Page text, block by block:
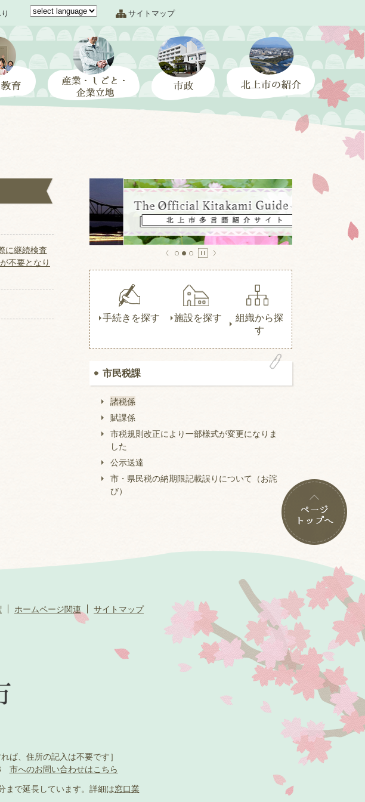
サイトマップ
に継続検査
不要となり
手続きを探す 施設を探す
組織から探
す
市民税課
諸税係
賦課係
市税規則改正により一部様式が変更になりま
した
公示送達
市・県民税の納期限記載誤りについて（お詫
び）
ホームページ関連 サイトマップ
ば、住所の記入は不要です］
市へのお問い合わせはこちら
で延長しています。 詳細は窓口業